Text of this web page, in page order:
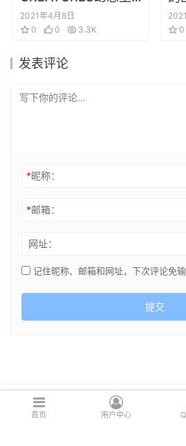
物绘制 山村理惠作品
集
2021年4月8日
0
0 3.3K
详
系0
发表评论
*昵称：
*邮箱：
网址：
记住昵称、邮箱和网址，下次评论免
提交
Copyright © 2021 cghsj.com 版权所
首页 用户中心